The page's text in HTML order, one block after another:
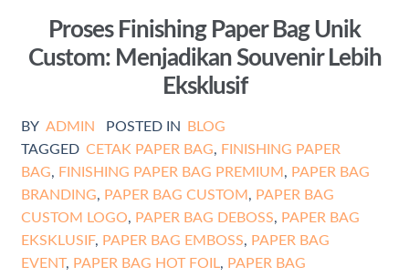
Proses Finishing Paper Bag Unik
Custom: Menjadikan Souvenir Lebih
Eksklusif
BY ADMIN POSTED IN
BLOG
TAGGED CETAK PAPER BAG, FINISHING PAPER
BAG, FINISHING PAPER BAG PREMIUM , PAPER BAG
BRANDING, PAPER BAG CUSTOM , PAPER BAG
CUSTOM LOGO, PAPER BAG DEBOSS, PAPER BAG
EKSKLUSIF, PAPER BAG EMBOSS, PAPER BAG
EVENT, PAPER BAG HOT FOIL, PAPER BAG